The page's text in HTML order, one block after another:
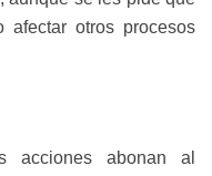
afectar otros procesos
acciones abonan al